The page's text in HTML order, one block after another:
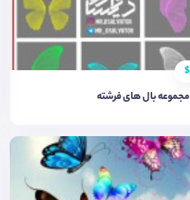
$
مجموعه بال های فرشته